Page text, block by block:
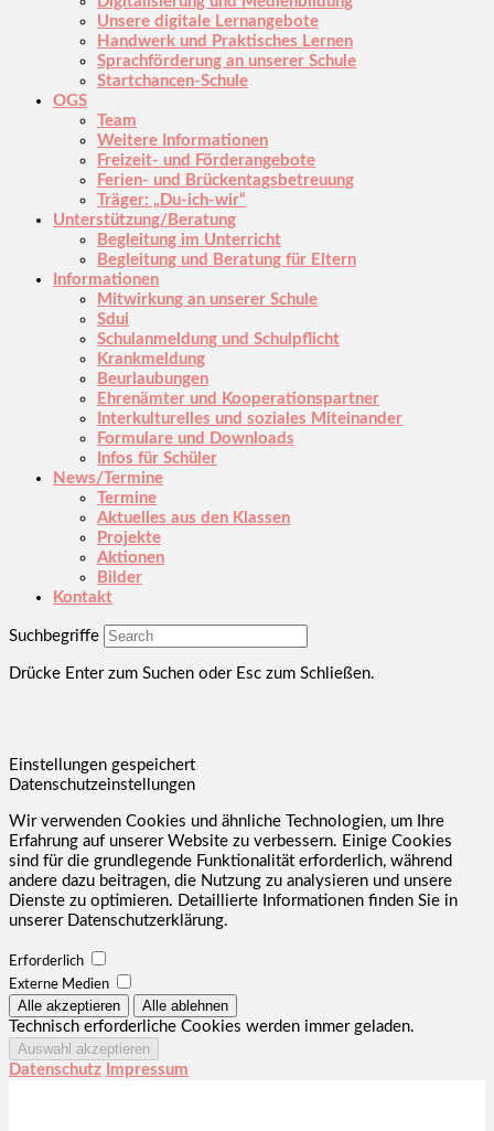
Unsere digitale Lernangebote
Handwerk und Praktisches Lernen
Sprachförderung an unserer Schule
Startchancen-Schule
OGS
Team
Weitere Informationen
Freizeit- und Förderangebote
Ferien- und Brückentagsbetreuung
Träger: „Du-ich-wir“
Unterstützung/Beratung
Begleitung im Unterricht
Begleitung und Beratung für Eltern
Informationen
Mitwirkung an unserer Schule
Sdui
Schulanmeldung und Schulpflicht
Krankmeldung
Beurlaubungen
Ehrenämter und Kooperationspartner
Interkulturelles und soziales Miteinander
Formulare und Downloads
Infos für Schüler
News/Termine
Termine
Aktuelles aus den Klassen
Projekte
Aktionen
Bilder
Kontakt
Suchbegriffe
Drücke Enter zum Suchen oder Esc zum Schließen.
Einstellungen gespeichert
Datenschutzeinstellungen
Wir verwenden Cookies und ähnliche Technologien, um Ihre
Erfahrung auf unserer Website zu verbessern. Einige Cookies
sind für die grundlegende Funktionalität erforderlich, während
andere dazu beitragen, die Nutzung zu analysieren und unsere
Dienste zu optimieren. Detaillierte Informationen finden Sie in
unserer Datenschutzerklärung.
Erforderlich
Externe Medien
Technisch erforderliche Cookies werden immer geladen.
Datenschutz Impressum